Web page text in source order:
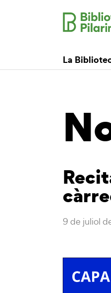
La
9 de juliol